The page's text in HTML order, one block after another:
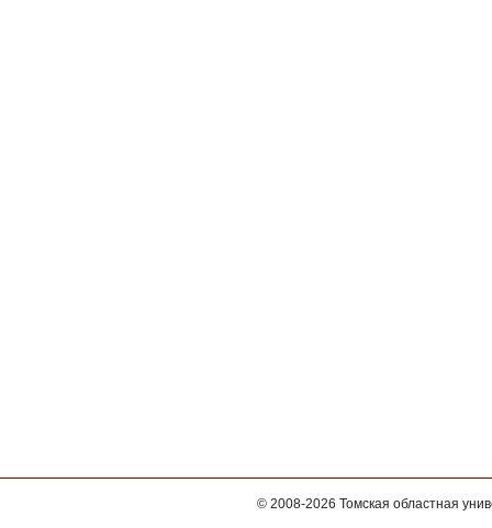
© 2008-2026 Томская областная